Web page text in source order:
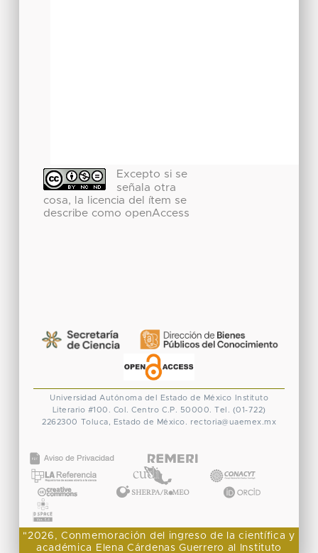
Excepto si se
señala otra
cosa, la licencia del ítem se
describe como openAccess
Universidad Autónoma del Estado de México
Instituto
Literario #100. Col. Centro C.P. 50000. Tel. (01-722)
2262300 Toluca, Estado de México. rectoria@uaemex.mx
"2026, Conmemoración del ingreso de la científica y
académica Elena Cárdenas Guerrero al Instituto